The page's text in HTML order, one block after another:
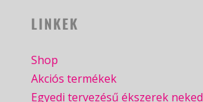
LINKEK
Shop
Akciós termékek
Egyedi tervezésű ékszerek neked